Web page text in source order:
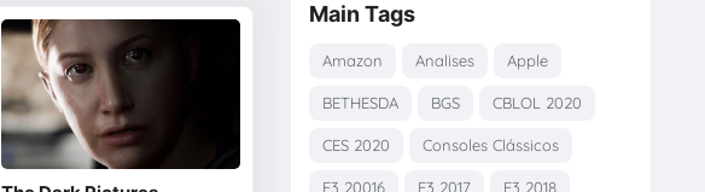
Main Tags
Amazon Analises Apple
BETHESDA BGS CBLOL 2020
CES 2020 Consoles Clássicos
E3 20016 E3 2017 E3 2018